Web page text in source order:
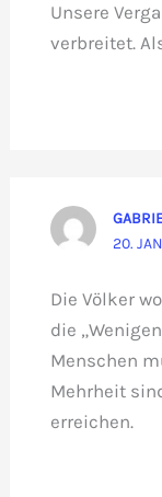
Unsere
verbreitet.
20.
Die Völker
die
Menschen
Mehrheit
erreichen.